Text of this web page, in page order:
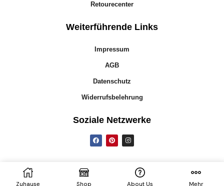
Zuhause Shop About Us Mehr
Retourecenter
Weiterführende Links
Impressum
AGB
Datenschutz
Widerrufsbelehrung
Soziale Netzwerke
Star Home Textil GmbH